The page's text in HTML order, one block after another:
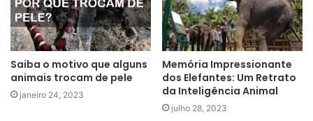
Saiba o motivo que alguns
animais trocam de pele
janeiro 24, 2023
Memória Impressionante
dos Elefantes: Um Retrato
da Inteligência Animal
julho 28, 2023